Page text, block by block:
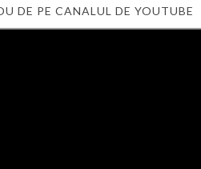
DE PE CANALUL DE YOUTUBE